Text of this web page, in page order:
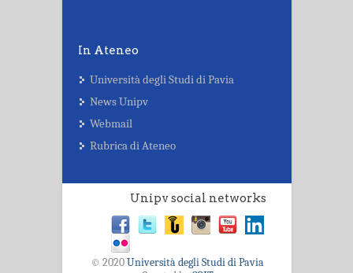
In Ateneo
Università degli Studi di Pavia
News Unipv
Webmail
Rubrica di Ateneo
Unipv social networks
© 2020Università degli Studi di Pavia